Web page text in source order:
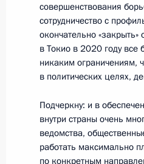
Разделы
России
События
Структура
Видео и фото
Документы
совершенствования
сотрудничество с
окончательно
в Токио в 2020 году
никаким ограничениям,
в политических целях,
Подчеркну: и в
внутри страны очень
ведомства,
работать максимально
по конкретным